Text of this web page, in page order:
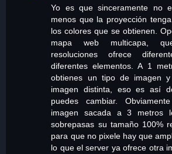
Yo es que sinceramente no
menos que la proyección
los colores que se obtienen.
mapa web multicapa,
resoluciones ofrece
diferentes elementos. A 1
obtienes un tipo de imagen
imagen distinta, eso es así
puedes cambiar.
imagen sacada a 3 metros
sobrepasas su tamaño 100%
para que no pixele hay que
lo que el server ya ofrece otra